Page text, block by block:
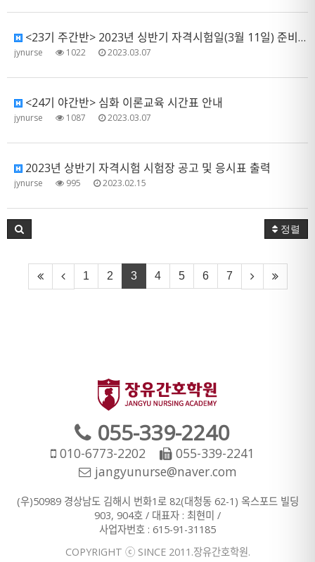
<23기 주간반> 2023년 싱반기 자격시험일(3월 11일) 준비사항 안내
jynurse 1022 2023.03.07
<24기 야간반> 심화 이론교육 시간표 안내
jynurse 1087 2023.03.07
2023년 상반기 자격시험 시험장 공고 및 응시표 출력
jynurse 995 2023.02.15
정렬
1 2 3 4 5 6 7
055-339-2240
010-6773-2202
055-339-2241
jangyunurse@naver.com
(우)50989 경상남도 김해시 번화1로 82(대청동 62-1) 옥스포드 빌딩
903, 904호 / 대표자 : 최현미 /
사업자번호 : 615-91-31185
COPYRIGHT ⓒ SINCE 2011.장유간호학원.